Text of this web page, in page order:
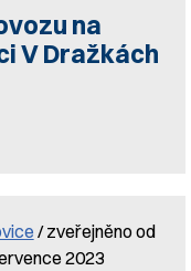
na
V Dražkách
/ zveřejněno od
2023